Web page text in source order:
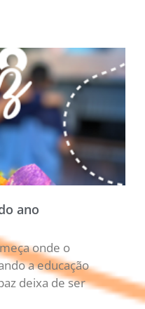
ano
onde o
a educação
deixa de ser